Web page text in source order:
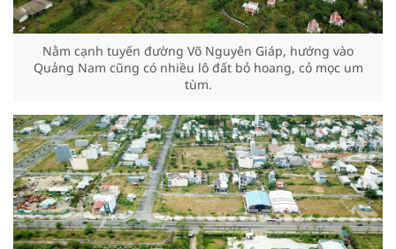
Nằm cạnh tuyến đường Võ Nguyên Giáp, hướng vào
Quảng Nam cũng có nhiều lô đất bỏ hoang, cỏ mọc um
tùm.